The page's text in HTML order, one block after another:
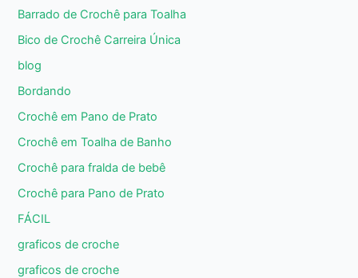
Barrado de Crochê para Toalha
Bico de Crochê Carreira Única
blog
Bordando
Crochê em Pano de Prato
Crochê em Toalha de Banho
Crochê para fralda de bebê
Crochê para Pano de Prato
FÁCIL
graficos de croche
graficos de croche